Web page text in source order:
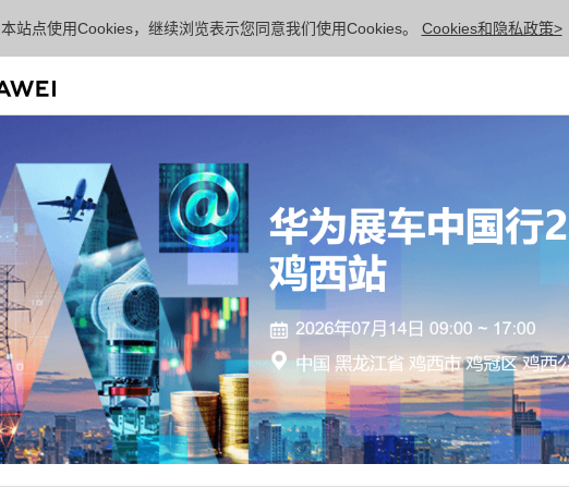
本站点使用Cookies，继续浏览表示您同意我们使用Cookies。 Cookies和隐私政策>